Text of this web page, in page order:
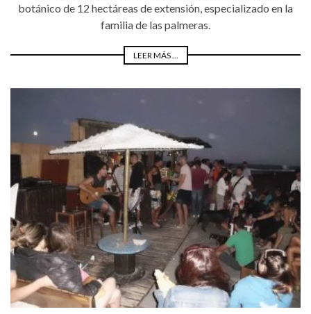
botánico de 12 hectáreas de extensión, especializado en la
familia de las palmeras.
LEER MÁS ...